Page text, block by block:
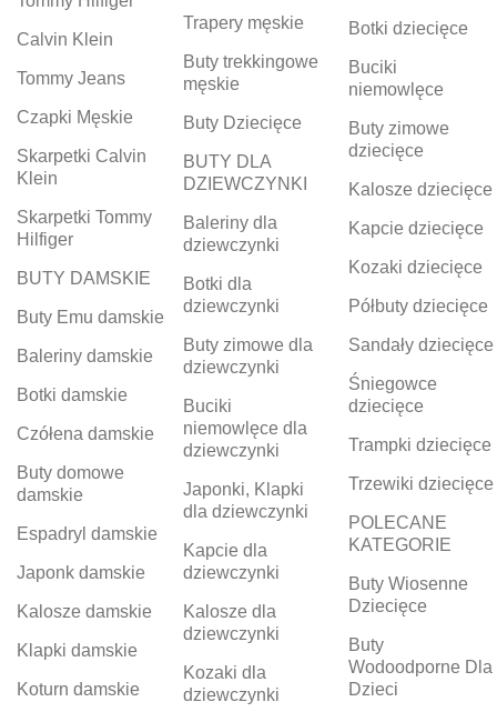
Calvin Klein
Tommy Jeans
Czapki Męskie
Skarpetki Calvin
Klein
Skarpetki Tommy
Hilfiger
BUTY DAMSKIE
Buty Emu damskie
Baleriny damskie
Botki damskie
Czółena damskie
Buty domowe
damskie
Espadryl damskie
Japonk damskie
Kalosze damskie
Klapki damskie
Koturn damskie
Trapery męskie
Buty trekkingowe
męskie
Buty Dziecięce
BUTY DLA
DZIEWCZYNKI
Baleriny dla
dziewczynki
Botki dla
dziewczynki
Buty zimowe dla
dziewczynki
Buciki
niemowlęce dla
dziewczynki
Japonki, Klapki
dla dziewczynki
Kapcie dla
dziewczynki
Kalosze dla
dziewczynki
Kozaki dla
dziewczynki
Botki dziecięce
Buciki
niemowlęce
Buty zimowe
dziecięce
Kalosze dziecięce
Kapcie dziecięce
Kozaki dziecięce
Półbuty dziecięce
Sandały dziecięce
Śniegowce
dziecięce
Trampki dziecięce
Trzewiki dziecięce
POLECANE
KATEGORIE
Buty Wiosenne
Dziecięce
Buty
Wodoodporne Dla
Dzieci